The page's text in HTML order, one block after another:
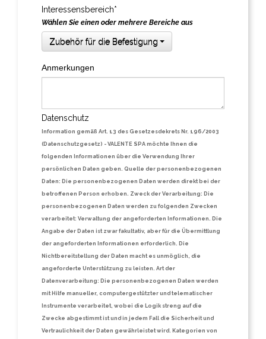
Interessensbereich*
Wählen Sie einen oder mehrere Bereiche aus
Zubehör für die Befestigung
Anmerkungen
Datenschutz
Information gemäß Art. 13 des Gesetzesdekrets Nr. 196/2003
(Datenschutzgesetz) - VALENTE SPA möchte Ihnen die
folgenden Informationen über die Verwendung Ihrer
persönlichen Daten geben. Quelle der personenbezogenen
Daten: Die personenbezogenen Daten werden direkt bei der
betroffenen Person erhoben. Zweck der Verarbeitung: Die
personenbezogenen Daten werden zu folgenden Zwecken
verarbeitet: Verwaltung der angeforderten Informationen. Die
Angabe der Daten ist zwar fakultativ, aber für die Übermittlung
der angeforderten Informationen erforderlich. Die
Nichtbereitstellung der Daten macht es unmöglich, die
angeforderte Unterstützung zu leisten. Art der
Datenverarbeitung: Die personenbezogenen Daten werden
mit Hilfe manueller, computergestützter und telematischer
Instrumente verarbeitet, wobei die Logik streng auf die
Zwecke abgestimmt ist und in jedem Fall die Sicherheit und
Vertraulichkeit der Daten gewährleistet wird. Kategorien von